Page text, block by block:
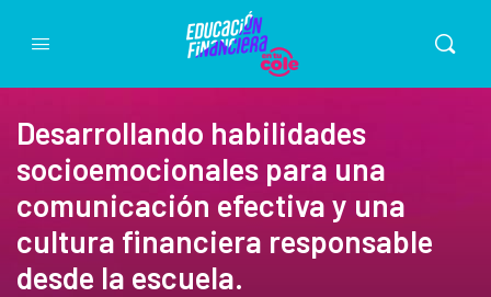
Desarrollando habilidades
socioemocionales para una
comunicación efectiva y una
cultura financiera responsable
desde la escuela.